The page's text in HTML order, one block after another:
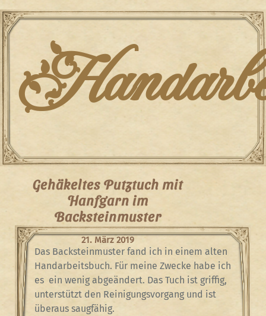
Skip
to
content
Gehäkeltes Putztuch mit
Hanfgarn im
Backsteinmuster
21. März 2019
Das Backsteinmuster fand ich in einem alten
Handarbeitsbuch. Für meine Zwecke habe ich
es ein wenig abgeändert. Das Tuch ist griffig,
unterstützt den Reinigungsvorgang und ist
überaus saugfähig.